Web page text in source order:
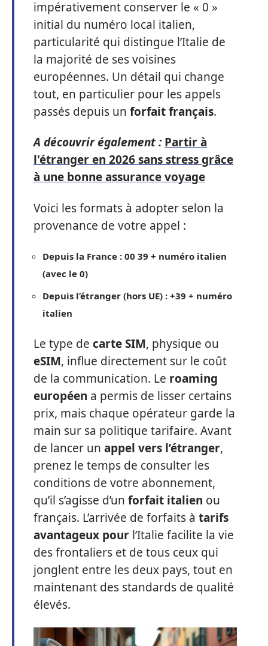
impérativement conserver le « 0 »
initial du numéro local italien,
particularité qui distingue l’Italie de
la majorité de ses voisines
européennes. Un détail qui change
tout, en particulier pour les appels
passés depuis un forfait français.
A découvrir également : Partir à
l'étranger en 2026 sans stress grâce
à une bonne assurance voyage
Voici les formats à adopter selon la
provenance de votre appel :
Depuis la France : 00 39 + numéro italien
(avec le 0)
Depuis l’étranger (hors UE) : +39 + numéro
italien
Le type de carte SIM, physique ou
eSIM, influe directement sur le coût
de la communication. Le roaming
européen a permis de lisser certains
prix, mais chaque opérateur garde la
main sur sa politique tarifaire. Avant
de lancer un appel vers l’étranger,
prenez le temps de consulter les
conditions de votre abonnement,
qu’il s’agisse d’un forfait italien ou
français. L’arrivée de forfaits à tarifs
avantageux pour l’Italie facilite la vie
des frontaliers et de tous ceux qui
jonglent entre les deux pays, tout en
maintenant des standards de qualité
élevés.